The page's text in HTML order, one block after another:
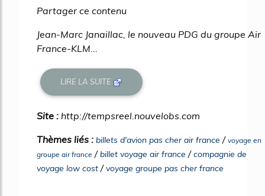
Partager ce contenu
Jean-Marc Janaillac, le nouveau PDG du groupe Air
France-KLM...
LIRE LA SUITE
Site : http://tempsreel.nouvelobs.com
Thèmes liés : billets d'avion pas cher air france / voyage en
groupe air france /billet voyage air france /compagnie de
voyage low cost /voyage groupe pas cher france